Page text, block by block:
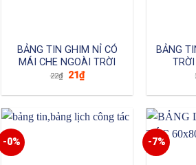
BẢNG TIN GHIM NỈ CÓ
MÁI CHE NGOÀI TRỜI
22₫
Giá
là:
21₫Giá
tại
21₫.
BẢNG
-0% -7%